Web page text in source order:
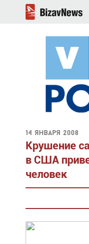
14 января 2008
Крушение
в США
человек